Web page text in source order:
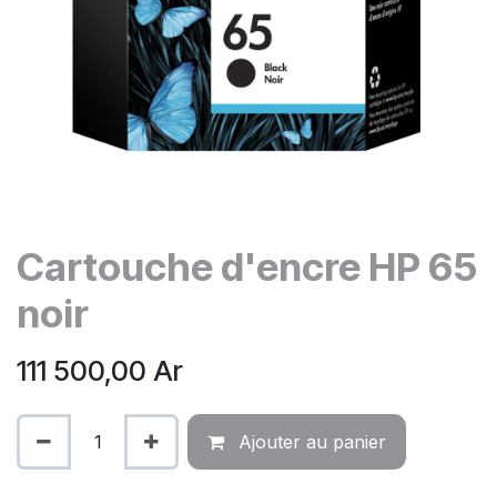
Cartouche d'encre HP 65
noir
111 500,00 Ar
Ajouter au panier